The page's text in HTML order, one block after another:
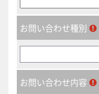
お問い合わせ種別
お問い合わせ内容